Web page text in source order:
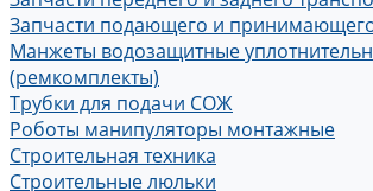
Запчасти подающего и
Манжеты водозащитные
(ремкомплекты)
Трубки для подачи СОЖ
Роботы манипуляторы монтажные
Строительная техника
Строительные люльки